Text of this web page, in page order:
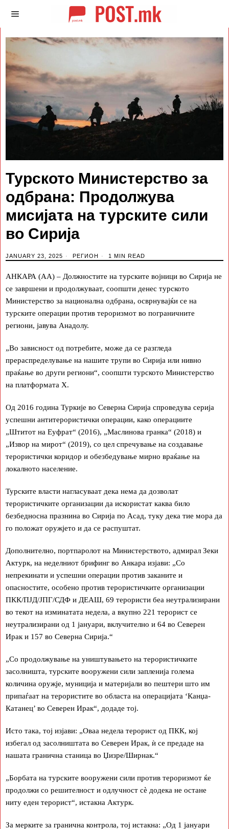
Турското Министерство за
одбрана: Продолжува
мисијата на турските сили
во Сирија
JANUARY 23, 2025 РЕГИОН 1 MIN READ
АНКАРА (АА) – Должностите на турските војници во Сирија не
се завршени и продолжуваат, соопшти денес турското
Министерство за национална одбрана, осврнувајќи се на
турските операции против тероризмот во пограничните
региони, јавува Анадолу.
„Во зависност од потребите, може да се разгледа
прераспределување на нашите трупи во Сирија или нивно
праќање во други региони“, соопшти турското Министерство
на платформата X.
Од 2016 година Туркије во Северна Сирија спроведува серија
успешни антитерористички операции, како операциите
„Штитот на Еуфрат“ (2016), „Маслинова гранка“ (2018) и
„Извор на мирот“ (2019), со цел спречување на создавање
терористички коридор и обезбедување мирно враќање на
локалното население.
Турските власти нагласуваат дека нема да дозволат
терористичките организации да искористат каква било
безбедносна празнина во Сирија по Асад, туку дека тие мора да
го положат оружјето и да се распуштат.
Дополнително, портпаролот на Министерството, адмирал Зеки
Актурк, на неделниот брифинг во Анкара изјави: „Со
непрекинати и успешни операции против заканите и
опасностите, особено против терористичките организации
ПКК/ПЈД/ЈПГ/СДФ и ДЕАШ, 69 терористи беа неутрализирани
во текот на изминатата недела, а вкупно 221 терорист се
неутрализирани од 1 јануари, вклучително и 64 во Северен
Ирак и 157 во Северна Сирија.“
„Со продолжување на уништувањето на терористичките
засолништа, турските вооружени сили запленија голема
количина оружје, муниција и материјали во пештери што им
припаѓаат на терористите во областа на операцијата ‘Канџа-
Катанец’ во Северен Ирак“, додаде тој.
Исто така, тој изјави: „Оваа недела терорист од ПКК, кој
избегал од засолништата во Северен Ирак, ѝ се предаде на
нашата гранична станица во Џизре/Ширнак.“
„Борбата на турските вооружени сили против тероризмот ќе
продолжи со решителност и одлучност сè додека не остане
ниту еден терорист“, истакна Актурк.
За мерките за гранична контрола, тој истакна: „Од 1 јануари